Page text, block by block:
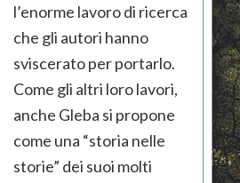
l’enorme lavoro di ricerca
che gli autori hanno
sviscerato per portarlo.
Come gli altri loro lavori,
anche Gleba si propone
come una “storia nelle
storie” dei suoi molti